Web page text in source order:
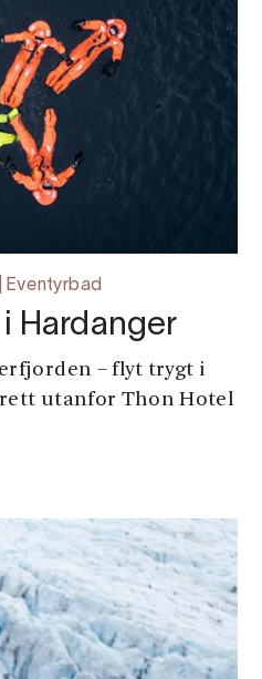
Eventyrbad
Hardanger
– flyt trygt i
utanfor Thon Hotel